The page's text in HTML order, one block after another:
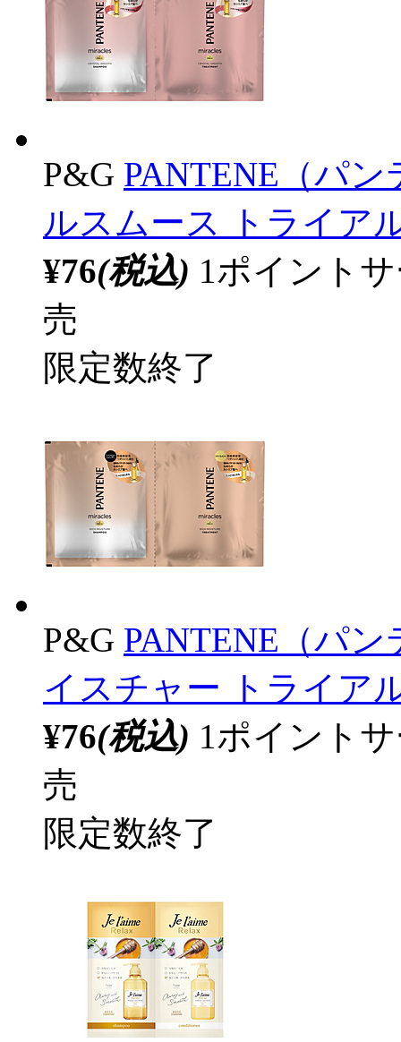
P&G PANTENE（パ
ルスムース トライア
¥76(税込) 1ポイント
売
限定数終了
P&G PANTENE（パ
イスチャー トライア
¥76(税込) 1ポイント
売
限定数終了